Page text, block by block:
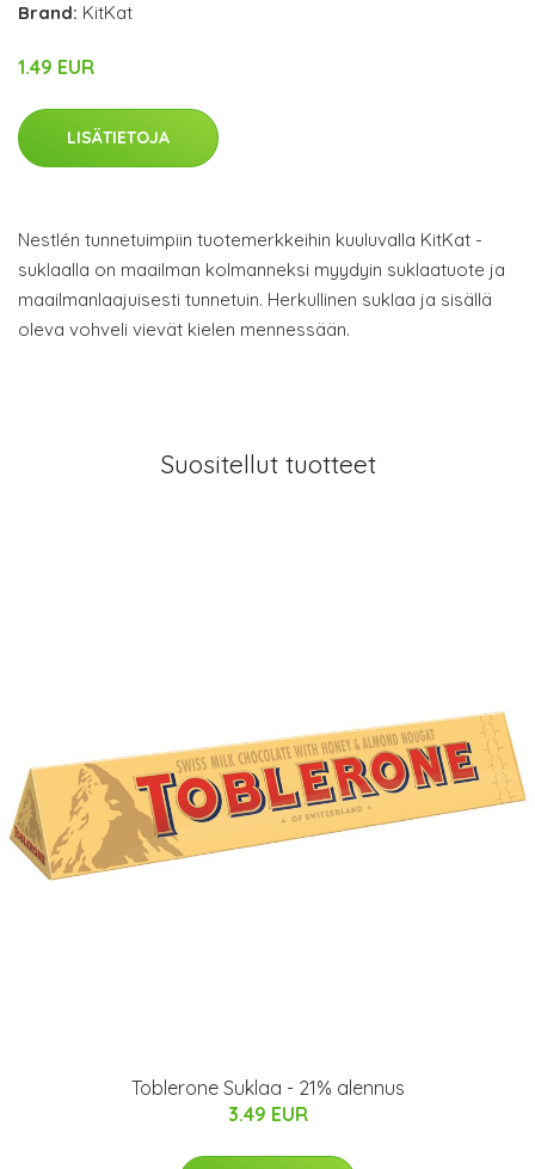
Brand: KitKat
1.49 EUR
LISÄTIETOJA
Nestlén tunnetuimpiin tuotemerkkeihin kuuluvalla KitKat -
suklaalla on maailman kolmanneksi myydyin suklaatuote ja
maailmanlaajuisesti tunnetuin. Herkullinen suklaa ja sisällä
oleva vohveli vievät kielen mennessään.
Suositellut tuotteet
Toblerone Suklaa - 21% alennus
3.49 EUR